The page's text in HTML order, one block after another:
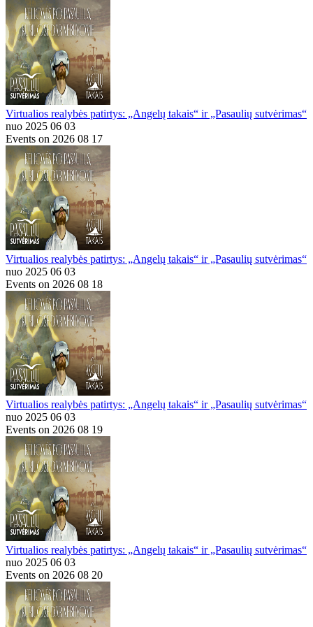
Virtualios realybės patirtys: „Angelų takais“ ir „Pasaulių sutvėrimas“
nuo 2025 06 03
Events on 2026 08 17
Virtualios realybės patirtys: „Angelų takais“ ir „Pasaulių sutvėrimas“
nuo 2025 06 03
Events on 2026 08 18
Virtualios realybės patirtys: „Angelų takais“ ir „Pasaulių sutvėrimas“
nuo 2025 06 03
Events on 2026 08 19
Virtualios realybės patirtys: „Angelų takais“ ir „Pasaulių sutvėrimas“
nuo 2025 06 03
Events on 2026 08 20